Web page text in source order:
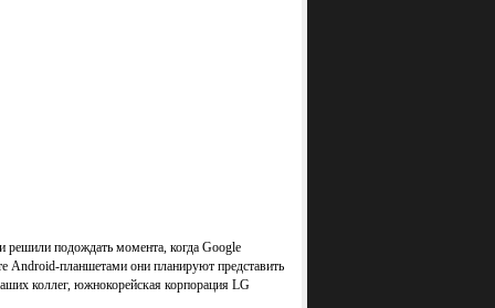
подождать момента, когда Google
Android-планшетами они планируют представить
коллег, южнокорейская корпорация LG